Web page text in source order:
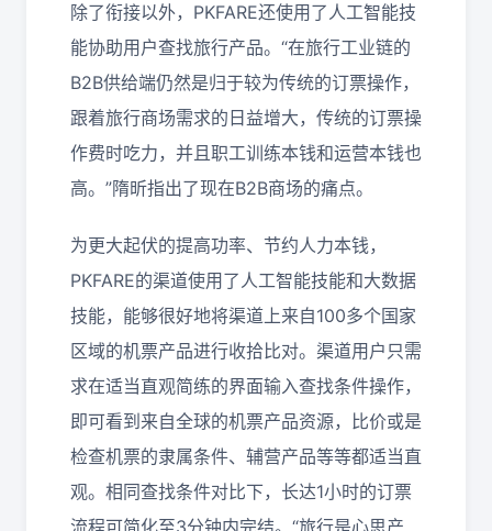
除了衔接以外，PKFARE还使用了人工智能技
能协助用户查找旅行产品。“在旅行工业链的
B2B供给端仍然是归于较为传统的订票操作，
跟着旅行商场需求的日益增大，传统的订票操
作费时吃力，并且职工训练本钱和运营本钱也
高。”隋昕指出了现在B2B商场的痛点。
为更大起伏的提高功率、节约人力本钱，
PKFARE的渠道使用了人工智能技能和大数据
技能，能够很好地将渠道上来自100多个国家
区域的机票产品进行收拾比对。渠道用户只需
求在适当直观简练的界面输入查找条件操作，
即可看到来自全球的机票产品资源，比价或是
检查机票的隶属条件、辅营产品等等都适当直
观。相同查找条件对比下，长达1小时的订票
流程可简化至3分钟内完结。“旅行是心思产